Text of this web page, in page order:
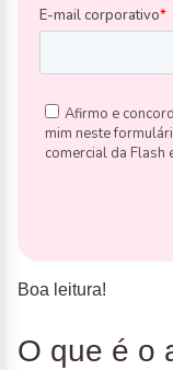
Boa leitura!
O que é o